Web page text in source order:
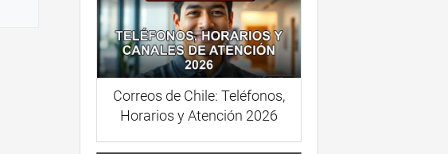
Correos de Chile: Teléfonos,
Horarios y Atención 2026